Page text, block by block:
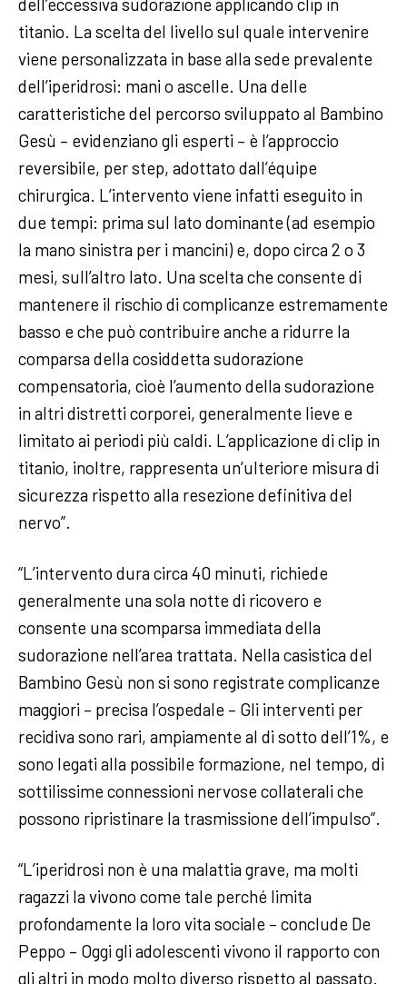
dell’eccessiva sudorazione applicando clip in
titanio. La scelta del livello sul quale intervenire
viene personalizzata in base alla sede prevalente
dell’iperidrosi: mani o ascelle. Una delle
caratteristiche del percorso sviluppato al Bambino
Gesù – evidenziano gli esperti – è l’approccio
reversibile, per step, adottato dall’équipe
chirurgica. L’intervento viene infatti eseguito in
due tempi: prima sul lato dominante (ad esempio
la mano sinistra per i mancini) e, dopo circa 2 o 3
mesi, sull’altro lato. Una scelta che consente di
mantenere il rischio di complicanze estremamente
basso e che può contribuire anche a ridurre la
comparsa della cosiddetta sudorazione
compensatoria, cioè l’aumento della sudorazione
in altri distretti corporei, generalmente lieve e
limitato ai periodi più caldi. L’applicazione di clip in
titanio, inoltre, rappresenta un’ulteriore misura di
sicurezza rispetto alla resezione definitiva del
nervo”.
“L’intervento dura circa 40 minuti, richiede
generalmente una sola notte di ricovero e
consente una scomparsa immediata della
sudorazione nell’area trattata. Nella casistica del
Bambino Gesù non si sono registrate complicanze
maggiori – precisa l’ospedale – Gli interventi per
recidiva sono rari, ampiamente al di sotto dell’1%, e
sono legati alla possibile formazione, nel tempo, di
sottilissime connessioni nervose collaterali che
possono ripristinare la trasmissione dell’impulso”.
“L’iperidrosi non è una malattia grave, ma molti
ragazzi la vivono come tale perché limita
profondamente la loro vita sociale – conclude De
Peppo – Oggi gli adolescenti vivono il rapporto con
gli altri in modo molto diverso rispetto al passato.